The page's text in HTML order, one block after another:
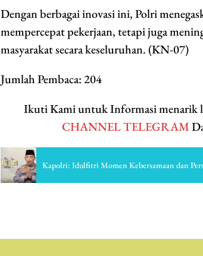
Dengan berbagai inovasi ini, Polri
mempercepat pekerjaan, tetapi juga
masyarakat secara keseluruhan. (KN-07)
Jumlah Pembaca: 204
Ikuti Kami untuk Informasi menarik
CHANNEL TELEGRAM
Kapolri: Idulfitri Momen Kebersamaan dan